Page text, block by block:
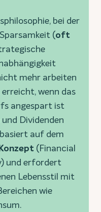
bei der
(oft
mehr arbeiten
wenn das
angespart ist
Dividenden
auf dem
(Financial
und erfordert
Lebensstil mit
wie